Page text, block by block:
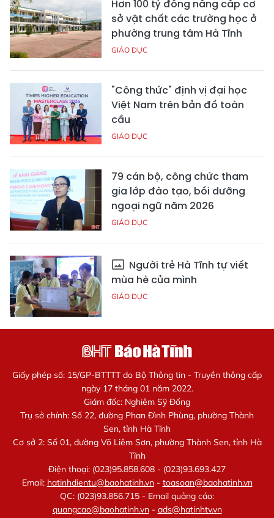
Hơn 100 tỷ đồng nâng cấp cơ
sở vật chất các trường học ở
phường trung tâm Hà Tĩnh
GIÁO DỤC
"Công thức" định vị đại học
Việt Nam trên bản đồ toàn
cầu
GIÁO DỤC
79 cán bộ, công chức tham
gia lớp đào tạo, bồi dưỡng
ngoại ngữ năm 2026
GIÁO DỤC
Người trẻ Hà Tĩnh tự viết
mùa hè của mình
GIÁO DỤC
Giấy phép số: 15/GP-BTTTT do Bộ Thông tin - Truyền thông cấp
ngày 17 tháng 01 năm 2022.
Giám đốc: Nghiêm Sỹ Đống
Trụ sở chính: Số 22, đường Phan Đình Phùng, phường Thành
Sen, tỉnh Hà Tĩnh
Cơ sở 2: Số 01, đường Võ Liêm Sơn, phường Thành Sen, tỉnh Hà
Tĩnh
Điện thoại: (023)95.858.608 - (023)93.693.427
Email: hatinhdientu@baohatinh.vn- toasoan@baohatinh.vn
QC: (023)93.856.715 - Email quảng cáo:
quangcao@baohatinh.vn- ads@hatinhtv.vn